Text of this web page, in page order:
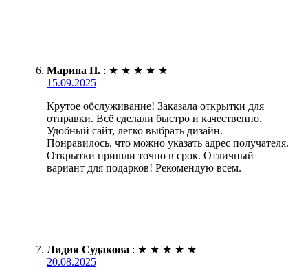
Марина П. : ★ ★ ★ ★ ★
15.09.2025
Крутое обслуживание! Заказала открытки для
отправки. Всё сделали быстро и качественно.
Удобный сайт, легко выбрать дизайн.
Понравилось, что можно указать адрес получателя.
Открытки пришли точно в срок. Отличный
вариант для подарков! Рекомендую всем.
Лидия Судакова : ★ ★ ★ ★ ★
20.08.2025